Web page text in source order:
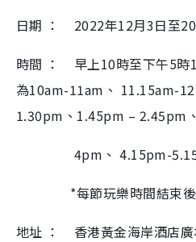
日期 ：
2022年12月3日至
時間 ：
早上10時至下午5時
為10am-11am、 11.15am-
1.30pm、 1.45pm – 2.45pm
4pm、 4.15pm-
*每節玩樂時間結束
地址 ：
香港黃金海岸酒店